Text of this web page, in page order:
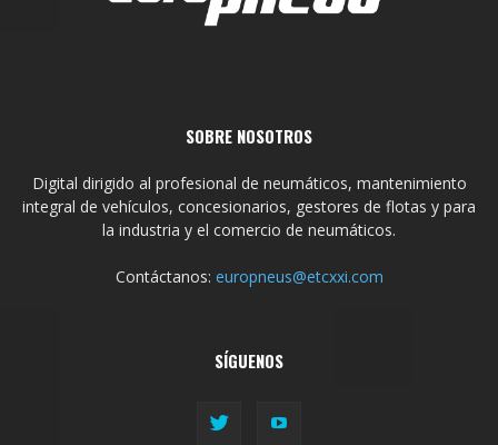
SOBRE NOSOTROS
Digital dirigido al profesional de neumáticos, mantenimiento
integral de vehículos, concesionarios, gestores de flotas y para
la industria y el comercio de neumáticos.
Contáctanos: europneus@etcxxi.com
SÍGUENOS